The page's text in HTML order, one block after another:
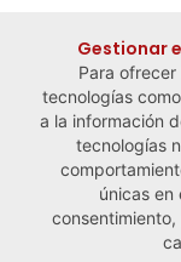
← Noticia
Gestionar
Para
tecnologías
a la información
tecnologías
únicas en